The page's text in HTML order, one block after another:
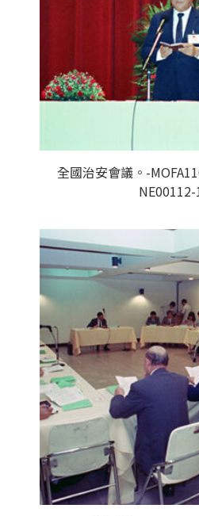
全國治安會議。-